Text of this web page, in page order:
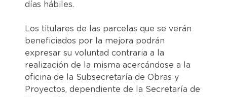
días hábiles.
Los titulares de las parcelas que se verán
beneficiados por la mejora podrán
expresar su voluntad contraria a la
realización de la misma acercándose a la
oficina de la Subsecretaría de Obras y
Proyectos, dependiente de la Secretaría de